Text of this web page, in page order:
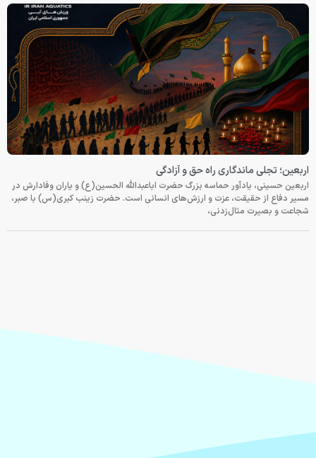
اربعین؛ تجلی ماندگاری راه حق و آزادگی
اربعین حسینی، یادآور حماسه بزرگ حضرت اباعبدالله الحسین(ع) و یاران وفادارش در
مسیر دفاع از حقیقت، عزت و ارزش‌های انسانی است. حضرت زینب کبری(س) با صبر،
شجاعت و بصیرت مثال‌زدنی،